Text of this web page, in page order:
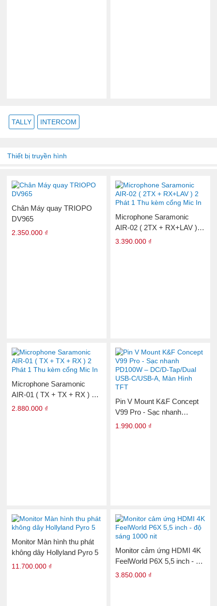
TALLY INTERCOM
Thiết bị truyền hình
Chân Máy quay TRIOPO
DV965
2.350.000 ₫
Microphone Saramonic
AIR-02 ( 2TX + RX+LAV ) 2
Phát 1 Thu kèm cổng Mic In
3.390.000 ₫
Microphone Saramonic
AIR-01 ( TX + TX + RX ) 2
Phát 1 Thu kèm cổng Mic In
2.880.000 ₫
Pin V Mount K&F Concept
V99 Pro - Sạc nhanh
PD100W – DC/D-Tap/Dual
1.990.000 ₫
Monitor Màn hình thu phát
không dây Hollyland Pyro 5
11.700.000 ₫
Monitor cảm ứng HDMI 4K
FeelWorld P6X 5,5 inch - độ
sáng 1000 nit
3.850.000 ₫